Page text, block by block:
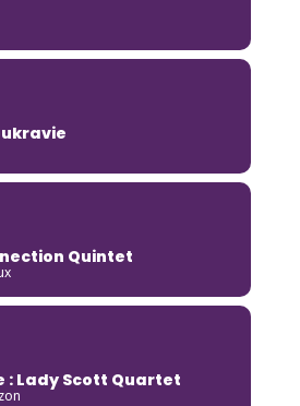
Quintet
: Lady Scott Quartet